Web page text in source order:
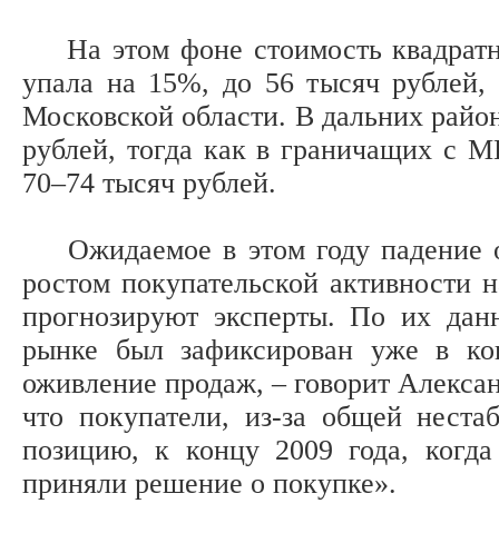
На этом фоне стоимость
упала на 15%, до 56 тысяч рублей,
Московской области. В дальних
рублей, тогда как в граничащих с
70–74 тысяч рублей.
Ожидаемое в этом году падение
ростом покупательской
прогнозируют эксперты. По их
рынке был зафиксирован уже в
оживление продаж, – говорит
что покупатели, из-за общей
позицию, к концу 2009 года,
приняли решение о покупке».